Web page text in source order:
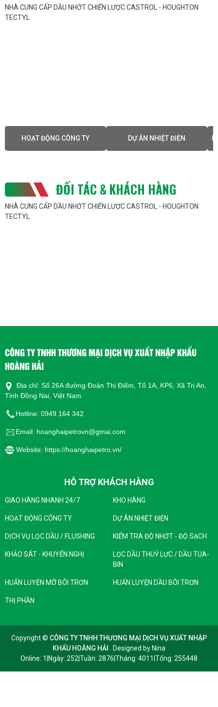
NHÀ CUNG CẤP DẦU NHỚT CHIẾN LƯỢC CASTROL - HOUGHTON
TECTYL
HOẠT ĐỘNG CÔNG TY DỰ ÁN NHIỆT ĐIỆN
ĐỐI TÁC & KHÁCH HÀNG
NHÀ CUNG CẤP DẦU NHỚT CHIẾN LƯỢC CASTROL - HOUGHTON
TECTYL
CÔNG TY TNHH THƯƠNG MẠI DỊCH VỤ XUẤT NHẬP KHẨU
HOÀNG HẢI
Địa chỉ: Số 26A đường Đoàn Thị Điểm, Tổ 1A, KP6, Xã Trị An,
Tỉnh Đồng Nai, Việt Nam
Hotline: 0949 164 342
Email: hoanghaipetrovn@gmai.com
Website: https://hoanghaipetro.vn/
HỖ TRỢ KHÁCH HÀNG
GIAO HÀNG NHANH 24/7 KHO HÀNG
HOẠT ĐỘNG CÔNG TY DỰ ÁN NHIỆT ĐIỆN
DỊCH VỤ LỌC DẦU / FLUSHING KIỂM TRA ĐỘ NHỚT - ĐỘ SẠCH
KHẢO SÁT - KHUYẾN NGHỊ
LỌC DẦU THUỶ LỰC / DẦU TUA-
BIN
HUẤN LUYỆN MỠ BÔI TRƠN HUẤN LUYỆN DẦU BÔI TRƠN
THỊ PHẦN
Copyright © CÔNG TY TNHH THƯƠNG MẠI DỊCH VỤ XUẤT NHẬP
KHẨU HOÀNG HẢI
. Designed by Nina
Online: 1 Ngày: 252 Tuần: 2876 Tháng: 4011 Tổng: 255448